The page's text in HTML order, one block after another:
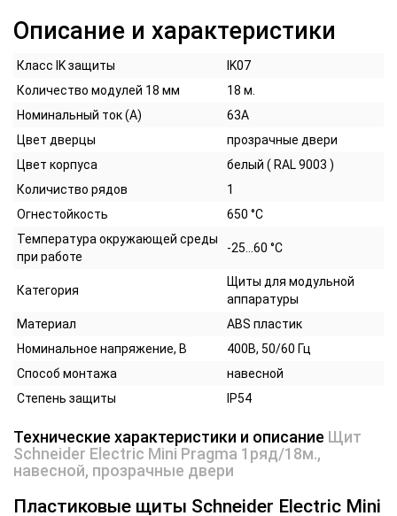
Описание и характеристики
Класс IK защиты
IK07
Количество модулей 18 мм
18 м.
Номинальный ток (А)
63А
Цвет дверцы
прозрачные двери
Цвет корпуса
белый ( RAL 9003 )
Количиство рядов
1
Огнестойкость
650 °C
Температура окружающей среды
при работе
-25...60 °C
Категория
Щиты для модульной
аппаратуры
Материал
ABS пластик
Номинальное напряжение, В
400В, 50/60 Гц
Способ монтажа
навесной
Степень защиты
IP54
Технические характеристики и описание Щит
Schneider Electric Mini Pragma 1ряд/18м.,
навесной, прозрачные двери
Пластиковые щиты Schneider Electric Mini